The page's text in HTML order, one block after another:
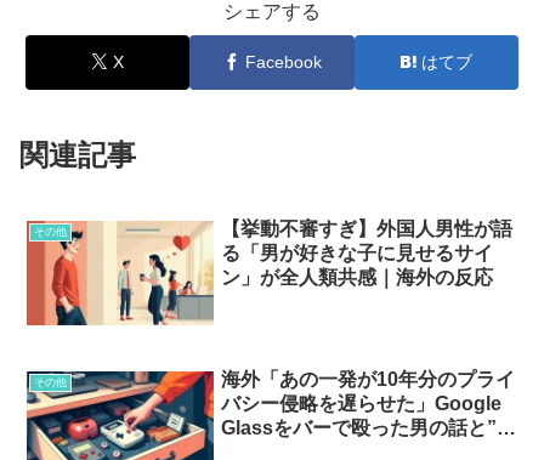
シェアする
X Facebook はてブ
関連記事
その他
【挙動不審すぎ】外国人男性が語
る「男が好きな子に見せるサイ
ン」が全人類共感｜海外の反応
その他
海外「あの一発が10年分のプライ
バシー侵略を遅らせた」Google
Glassをバーで殴った男の話と”未